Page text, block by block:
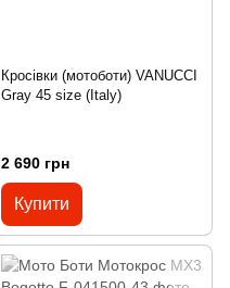
Кросівки (мотоботи) VANUCCI
Gray 45 size (Italy)
2 690 грн
Купити